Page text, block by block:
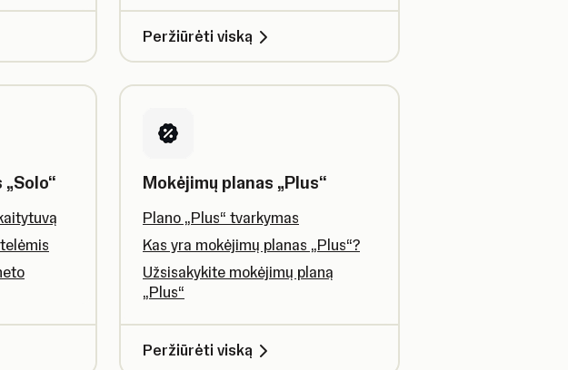
Peržiūrėti viską
Mokėjimų planas „Plus“
Plano „Plus“ tvarkymas
Kas yra mokėjimų planas „Plus“?
Užsisakykite mokėjimų planą
„Plus“
Peržiūrėti viską